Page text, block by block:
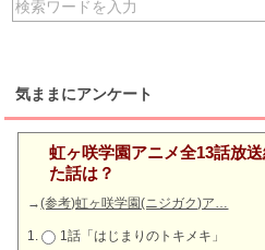
気ままにアンケート
虹ヶ咲学園アニメ全13話放
た話は？
→(参考)虹ヶ咲学園(ニジガク)ア…
1話「はじまりのトキメキ」